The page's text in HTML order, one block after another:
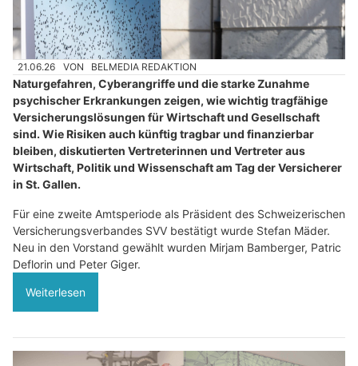
21.06.26 VON BELMEDIA REDAKTION
Naturgefahren, Cyberangriffe und die starke Zunahme
psychischer Erkrankungen zeigen, wie wichtig tragfähige
Versicherungslösungen für Wirtschaft und Gesellschaft
sind. Wie Risiken auch künftig tragbar und finanzierbar
bleiben, diskutierten Vertreterinnen und Vertreter aus
Wirtschaft, Politik und Wissenschaft am Tag der Versicherer
in St. Gallen.
Für eine zweite Amtsperiode als Präsident des Schweizerischen
Versicherungsverbandes SVV bestätigt wurde Stefan Mäder.
Neu in den Vorstand gewählt wurden Mirjam Bamberger, Patric
Deflorin und Peter Giger.
Weiterlesen